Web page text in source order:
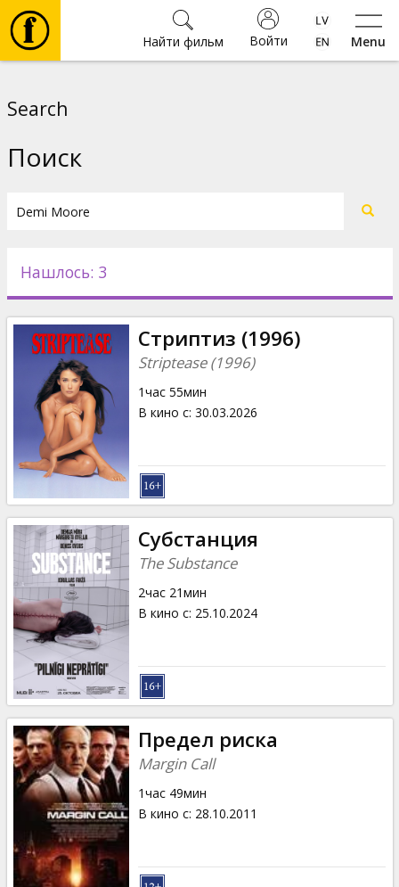
Menu
Войти
Найти фильм
Новости
Подарки
Кинозакуски
B2B
Клуб
Search
Поиск
Нашлось: 3
Стриптиз (1996)
Striptease (1996)
1час 55мин
В кино с: 30.03.2026
Субстанция
The Substance
2час 21мин
В кино с: 25.10.2024
Предел риска
Margin Call
1час 49мин
В кино с: 28.10.2011